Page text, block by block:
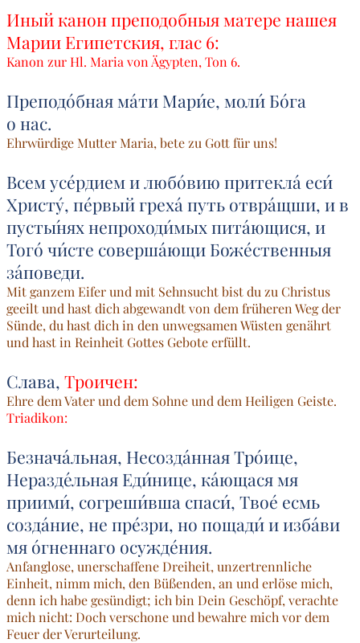
Иный канон преподобныя матере нашея
Марии Египетския, глас 6:
Kanon zur Hl. Maria von Ägypten, Ton 6.
Преподо́бная ма́ти Мари́е, моли́ Бо́га
о нас.
Ehrwürdige Mutter Maria, bete zu Gott für uns!
Всем усе́рдием и любо́вию притекла́ еси́
Христу́, пе́рвый греха́ путь отвра́щши, и в
пусты́нях непроходи́мых пита́ющися, и
Того́ чи́сте соверша́ющи Боже́ственныя
за́поведи.
Mit ganzem Eifer und mit Sehnsucht bist du zu Christus
geeilt und hast dich abgewandt von dem früheren Weg der
Sünde, du hast dich in den unwegsamen Wüsten genährt
und hast in Reinheit Gottes Gebote erfüllt.
Слава, Троичен:
Ehre dem Vater und dem Sohne und dem Heiligen Geiste.
Triadikon:
Безнача́льная, Несозда́нная Тро́ице,
Неразде́льная Еди́нице, ка́ющася мя
приими́, согреши́вша спаси́, Твое́ есмь
созда́ние, не пре́зри, но пощади́ и изба́ви
мя о́гненнаго осужде́ния.
Anfanglose, unerschaffene Dreiheit, unzertrennliche
Einheit, nimm mich, den Büßenden, an und erlöse mich,
denn ich habe gesündigt; ich bin Dein Geschöpf, verachte
mich nicht: Doch verschone und bewahre mich vor dem
Feuer der Verurteilung.